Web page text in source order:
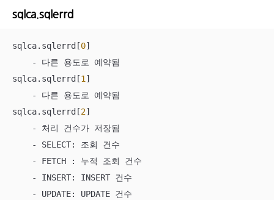
sqlca.sqlerrd
sqlca.sqlerrd[0]
    - 다른 용도로 예약됨
sqlca.sqlerrd[1]
    - 다른 용도로 예약됨
sqlca.sqlerrd[2]
    - 처리 건수가 저장됨
    - SELECT: 조회 건수
    - FETCH : 누적 조회 건수
    - INSERT: INSERT 건수
    - UPDATE: UPDATE 건수